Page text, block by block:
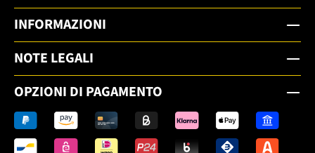
INFORMAZIONI
NOTE LEGALI
OPZIONI DI PAGAMENTO